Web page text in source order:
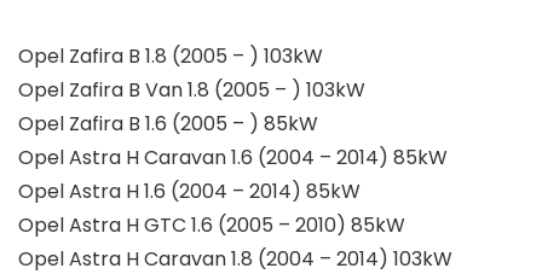
Opel Zafira B 1.8 (2005 – ) 103kW
Opel Zafira B Van 1.8 (2005 – ) 103kW
Opel Zafira B 1.6 (2005 – ) 85kW
Opel Astra H Caravan 1.6 (2004 – 2014) 85kW
Opel Astra H 1.6 (2004 – 2014) 85kW
Opel Astra H GTC 1.6 (2005 – 2010) 85kW
Opel Astra H Caravan 1.8 (2004 – 2014) 103kW